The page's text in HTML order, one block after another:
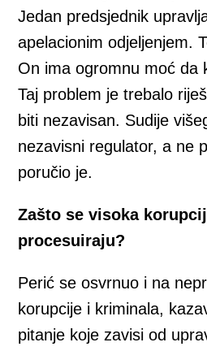
Jedan predsjednik
apelacionim odjeljenjem.
On ima ogromnu moć da
Taj problem je trebalo
biti nezavisan. Sudije
nezavisni regulator, a ne
poručio je.
Zašto se visoka
procesuiraju?
Perić se osvrnuo i na
korupcije i kriminala,
pitanje koje zavisi od